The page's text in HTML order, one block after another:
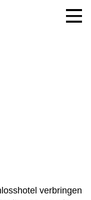
verbringen